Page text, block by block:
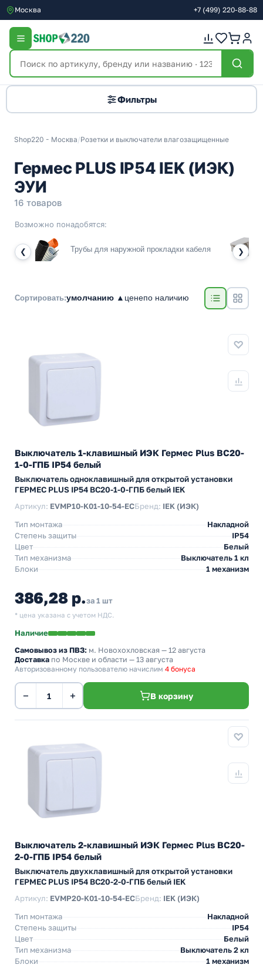
Москва +7 (499) 220-88-88
Фильтры
Shop220 - Москва/Розетки и выключатели влагозащищенные
Гермес PLUS IP54 IEK (ИЭК)
ЭУИ
16 товаров
Возможно понадобятся:
❮ Трубы для наружной прокладки кабеля ❯
Сортировать:умолчанию ▲ ценепо наличию
Выключатель 1-клавишный ИЭК Гермес Plus ВС20-
1-0-ГПБ IP54 белый
Выключатель одноклавишный для открытой установки
ГЕРМЕС PLUS IP54 ВС20-1-0-ГПБ белый IEK
Артикул: EVMP10-K01-10-54-ECБренд: IEK (ИЭК)
Тип монтажа
Накладной
Степень защиты
IP54
Цвет
Белый
Тип механизма
Выключатель 1 кл
Блоки
1 механизм
386,28 р.за 1 шт
* цена указана с учетом НДС.
Наличие
Самовывоз из ПВЗ: м. Новохохловская — 12 августа
Доставка по Москве и области — 13 августа
Авторизованному пользователю начислим 4 бонуса
− + В корзину
Выключатель 2-клавишный ИЭК Гермес Plus ВС20-
2-0-ГПБ IP54 белый
Выключатель двухклавишный для открытой установки
ГЕРМЕС PLUS IP54 ВС20-2-0-ГПБ белый IEK
Артикул: EVMP20-K01-10-54-ECБренд: IEK (ИЭК)
Тип монтажа
Накладной
Степень защиты
IP54
Цвет
Белый
Тип механизма
Выключатель 2 кл
Блоки
1 механизм